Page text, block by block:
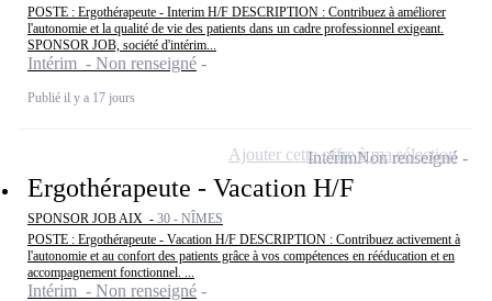
POSTE : Ergothérapeute - Interim H/F DESCRIPTION : Contribuez à améliorer
l'autonomie et la qualité de vie des patients dans un cadre professionnel exigeant.
SPONSOR JOB, société d'intérim...
Intérim - Non renseigné
Publié il y a 17 jours
Ergothérapeute - Vacation H/F
SPONSOR JOB AIX - 30 - NÎMES
POSTE : Ergothérapeute - Vacation H/F DESCRIPTION : Contribuez activement à
l'autonomie et au confort des patients grâce à vos compétences en rééducation et en
accompagnement fonctionnel. ...
Intérim - Non renseigné
IntérimNon renseigné
Ajouter cette offre à ma sélection